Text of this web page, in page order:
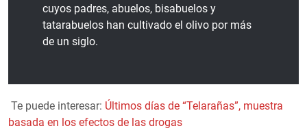
cuyos padres, abuelos, bisabuelos y
tatarabuelos han cultivado el olivo por más
de un siglo.
Te puede interesar: Últimos días de “Telarañas”, muestra
basada en los efectos de las drogas